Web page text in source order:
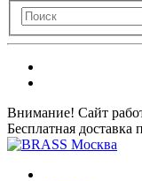
Внимание! Сайт
Бесплатная доставка